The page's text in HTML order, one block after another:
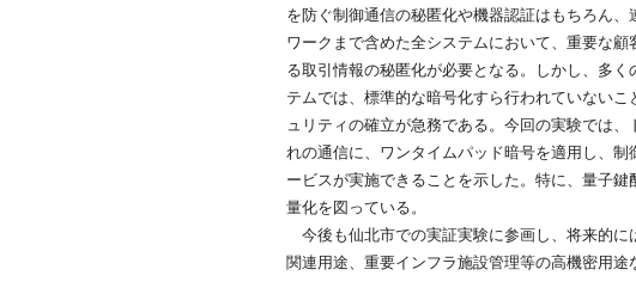
を防ぐ制御通信の秘匿化や機器認証はもちろん、
ワークまで含めた全システムにおいて、重要な顧
る取引情報の秘匿化が必要となる。しかし、多く
テムでは、標準的な暗号化すら行われていないこ
ュリティの確立が急務である。今回の実験では
れの通信に、ワンタイムパッド暗号を適用し、
ービスが実施できることを示した。特に、量子
量化を図っている。
今後も仙北市での実証実験に参画し、将来的に
関連用途、重要インフラ施設管理等の高機密用途